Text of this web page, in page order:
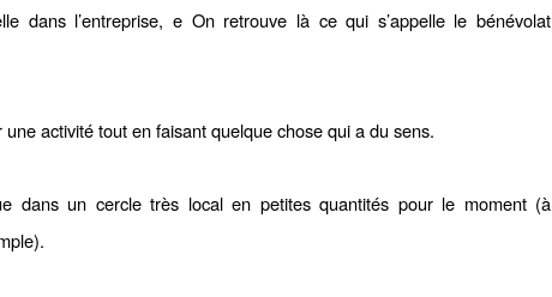
dans l’entreprise, e On retrouve là ce qui s’appelle le bénévolat
activité tout en faisant quelque chose qui a du sens.
dans un cercle très local en petites quantités pour le moment (à